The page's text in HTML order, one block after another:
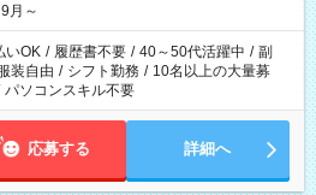
月～
いOK / 履歴書不要 / 40～50代活躍中 / 副
装自由 / シフト勤務 / 10名以上の大量募
パソコンスキル不要
応募する 詳細へ